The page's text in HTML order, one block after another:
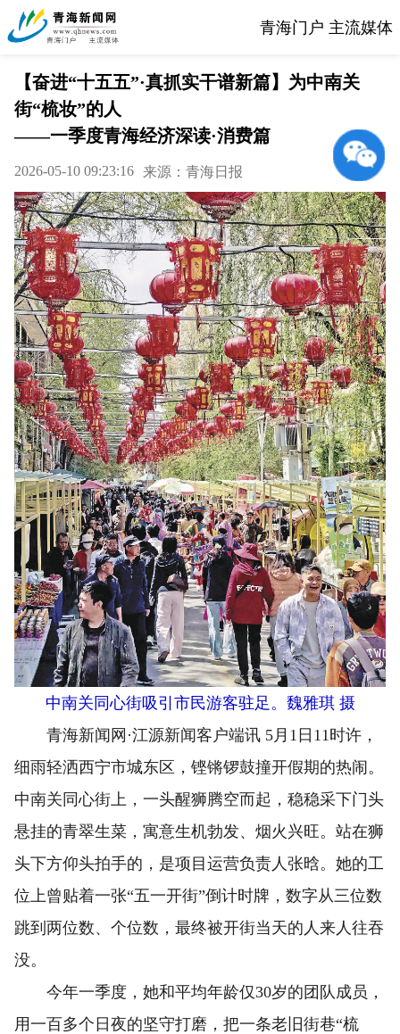
青海门户 主流媒体
【奋进“十五五”·真抓实干谱新篇】为中南关
街“梳妆”的人
——一季度青海经济深读·消费篇
2026-05-10 09:23:16 来源：青海日报
中南关同心街吸引市民游客驻足。魏雅琪 摄
青海新闻网·江源新闻客户端讯 5月1日11时许，
细雨轻洒西宁市城东区，铿锵锣鼓撞开假期的热闹。
中南关同心街上，一头醒狮腾空而起，稳稳采下门头
悬挂的青翠生菜，寓意生机勃发、烟火兴旺。站在狮
头下方仰头拍手的，是项目运营负责人张晗。她的工
位上曾贴着一张“五一开街”倒计时牌，数字从三位数
跳到两位数、个位数，最终被开街当天的人来人往吞
没。
今年一季度，她和平均年龄仅30岁的团队成员，
用一百多个日夜的坚守打磨，把一条老旧街巷“梳